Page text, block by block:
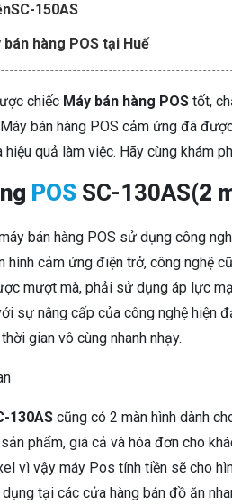
150AS
hàng POS tại Huế
chiếc Máy bán hàng POS tốt,
bán hàng POS cảm ứng đã
quả làm việc. Hãy cùng khám
POS SC-130AS(2
bán hàng POS sử dụng công
hình cảm ứng điện trở, công nghệ
mượt mà, phải sử dụng áp lực
sự nâng cấp của công nghệ hiện
gian vô cùng nhanh nhạy.
130AS cũng có 2 màn hình dành
phẩm, giá cả và hóa đơn cho
vì vậy máy Pos tính tiền sẽ cho
tại các cửa hàng bán đồ ăn